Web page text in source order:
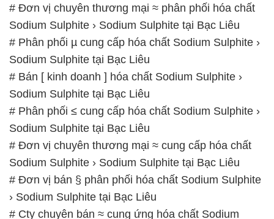
# Đơn vị chuyên thương mại ≈ phân phối hóa chất
Sodium Sulphite › Sodium Sulphite tại Bạc Liêu
# Phân phối µ cung cấp hóa chất Sodium Sulphite ›
Sodium Sulphite tại Bạc Liêu
# Bán [ kinh doanh ] hóa chất Sodium Sulphite ›
Sodium Sulphite tại Bạc Liêu
# Phân phối ≤ cung cấp hóa chất Sodium Sulphite ›
Sodium Sulphite tại Bạc Liêu
# Đơn vị chuyên thương mại ≈ cung cấp hóa chất
Sodium Sulphite › Sodium Sulphite tại Bạc Liêu
# Đơn vị bán § phân phối hóa chất Sodium Sulphite
› Sodium Sulphite tại Bạc Liêu
# Cty chuyên bán ≈ cung ứng hóa chất Sodium